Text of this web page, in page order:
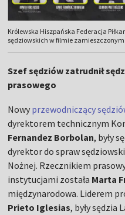
Królewska Hiszpańska Federacja
sędziowskich w filmie
Szef sędziów zatrudnił
prasowego
Nowy przewodniczący
dyrektorem technicznym
Fernandez Borbolan, były
dyrektor do spraw
Nożnej. Rzecznikiem
instytucjami została Marta
międzynarodowa. Liderem
Prieto Iglesias, były sędzia